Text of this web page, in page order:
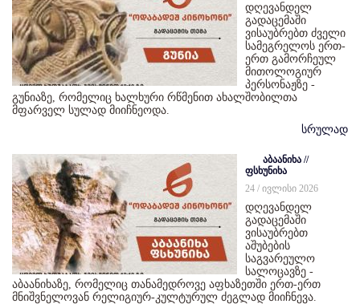
დღევანდელ
გადაცემაში
ვისაუბრებთ ძველი
სამეგრელოს ერთ-
ერთ გამორჩეულ
მითოლოგიურ
პერსონაჟზე -
გუნიაზე, რომელიც ხალხური რწმენით ახალშობილთა
მფარველ სულად მიიჩნეოდა.
სრულად
აბაანიხა //
ფსხუნიხა
24 / ივლისი 2026
დღევანდელ
გადაცემაში
ვისაუბრებთ
აშუბების
საგვარეულო
სალოცავზე -
აბაანიხაზე, რომელიც თანამედროვე აფხაზეთში ერთ-ერთ
მნიშვნელოვან რელიგიურ-კულტურულ ძეგლად მიიჩნევა.